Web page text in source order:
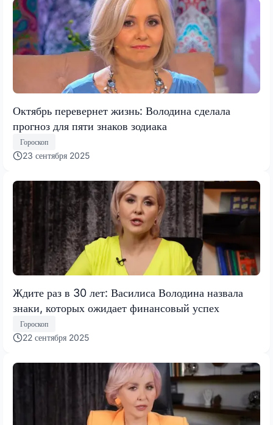
Октябрь перевернет жизнь: Володина сделала
прогноз для пяти знаков зодиака
Гороскоп
23 сентября 2025
Ждите раз в 30 лет: Василиса Володина назвала
знаки, которых ожидает финансовый успех
Гороскоп
22 сентября 2025